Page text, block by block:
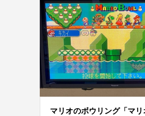
マリオのボウリング「マリ